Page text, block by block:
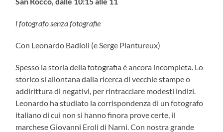
l fotografo senza fotografie
Con Leonardo Badioli (e Serge Plantureux)
Spesso la storia della fotografia è ancora incompleta. Lo
storico si allontana dalla ricerca di vecchie stampe o
addirittura di negativi, per rintracciare modesti indizi.
Leonardo ha studiato la corrispondenza di un fotografo
italiano di cui non si hanno finora prove certe, il
marchese Giovanni Eroli di Narni. Con nostra grande